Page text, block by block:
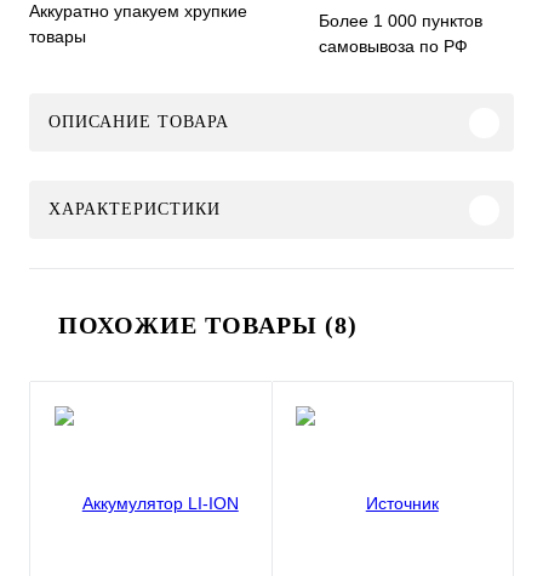
Аккуратно упакуем хрупкие
товары
Более 1 000 пунктов
самовывоза по РФ
ОПИСАНИЕ ТОВАРА
ХАРАКТЕРИСТИКИ
ПОХОЖИЕ ТОВАРЫ (8)